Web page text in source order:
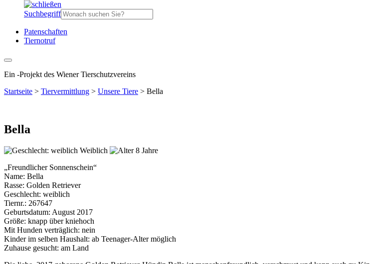
Suchbegriff
Patenschaften
Tiernotruf
Ein -Projekt des Wiener Tierschutzvereins
Startseite > Tiervermittlung > Unsere Tiere > Bella
Bella
Weiblich
8 Jahre
„Freundlicher Sonnenschein“
Name: Bella
Rasse: Golden Retriever
Geschlecht: weiblich
Tiernr.: 267647
Geburtsdatum: August 2017
Größe: knapp über kniehoch
Mit Hunden verträglich: nein
Kinder im selben Haushalt: ab Teenager-Alter möglich
Zuhause gesucht: am Land